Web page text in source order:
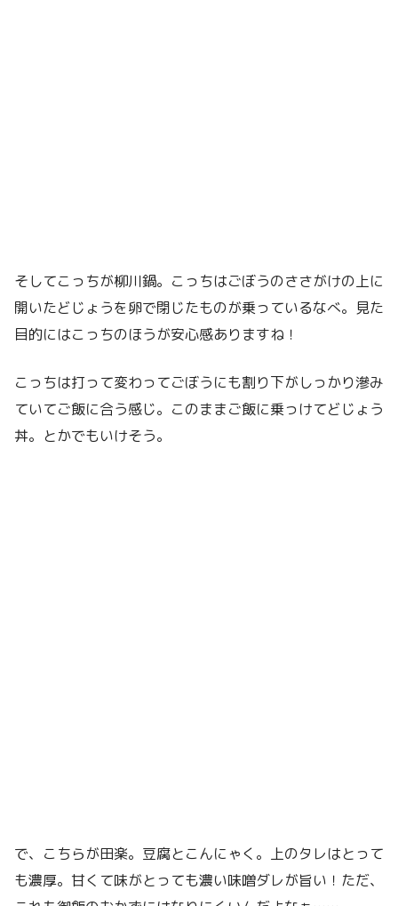
そしてこっちが柳川鍋。こっちはごぼうのささがけの上に
開いたどじょうを卵で閉じたものが乗っているなべ。見た
目的にはこっちのほうが安心感ありますね！
こっちは打って変わってごぼうにも割り下がしっかり滲み
ていてご飯に合う感じ。このままご飯に乗っけてどじょう
丼。とかでもいけそう。
で、こちらが田楽。豆腐とこんにゃく。上のタレはとって
も濃厚。甘くて味がとっても濃い味噌ダレが旨い！ただ、